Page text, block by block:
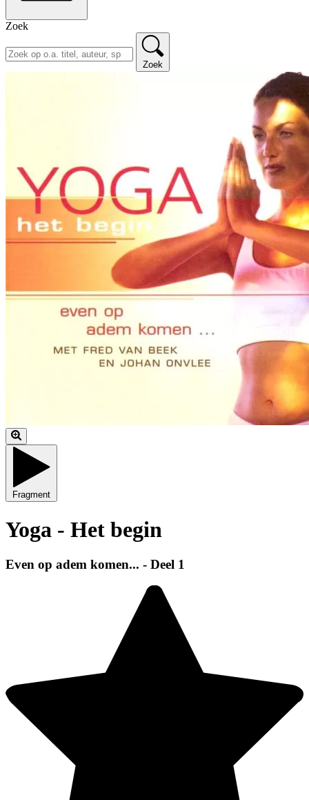
Zoek
Zoek
Fragment
Yoga - Het begin
Even op adem komen... - Deel 1